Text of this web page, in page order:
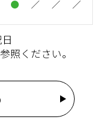
● ／ ／ ／
照ください。